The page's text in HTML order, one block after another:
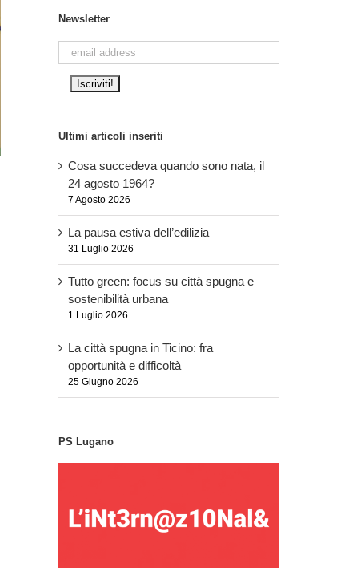
Newsletter
Ultimi articoli inseriti
Cosa succedeva quando sono nata, il
24 agosto 1964?
7 Agosto 2026
La pausa estiva dell’edilizia
31 Luglio 2026
Tutto green: focus su città spugna e
sostenibilità urbana
1 Luglio 2026
La città spugna in Ticino: fra
opportunità e difficoltà
25 Giugno 2026
PS Lugano